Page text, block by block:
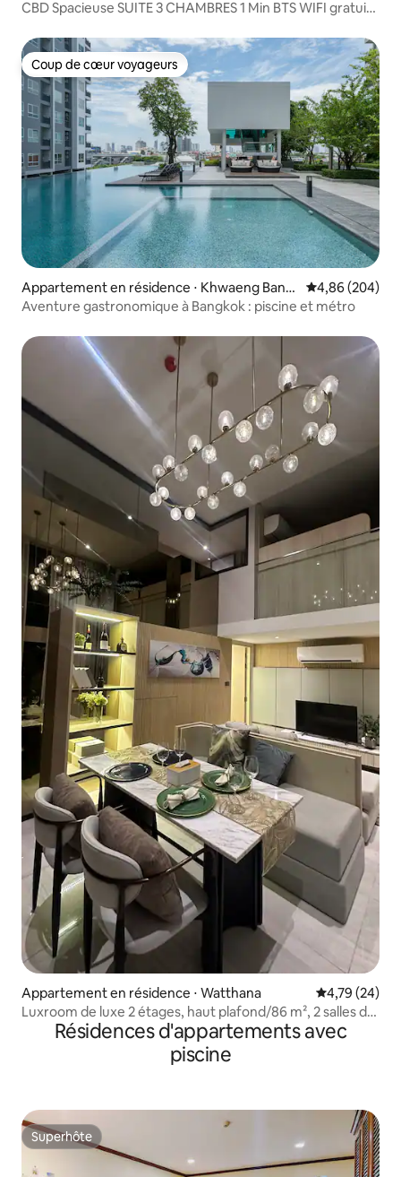
CBD Spacieuse SUITE 3 CHAMBRES 1 Min BTS WIFI gratuit
Coup de cœur voyageurs
Coup de cœur voyageurs
Appartement en résidence ⋅ Khwaeng Bang
Kho, Khet Chom Thong,
Évaluation
4,86 (204)
Aventure gastronomique à Bangkok : piscine et métro
Appartement en résidence ⋅ Watthana Évaluation
4,79 (24)
Luxroom de luxe 2 étages, haut plafond/86 m², 2 salles de
bain, 2 chambres/Asoke
Résidences d'appartements avec
piscine
Superhôte
Superhôte